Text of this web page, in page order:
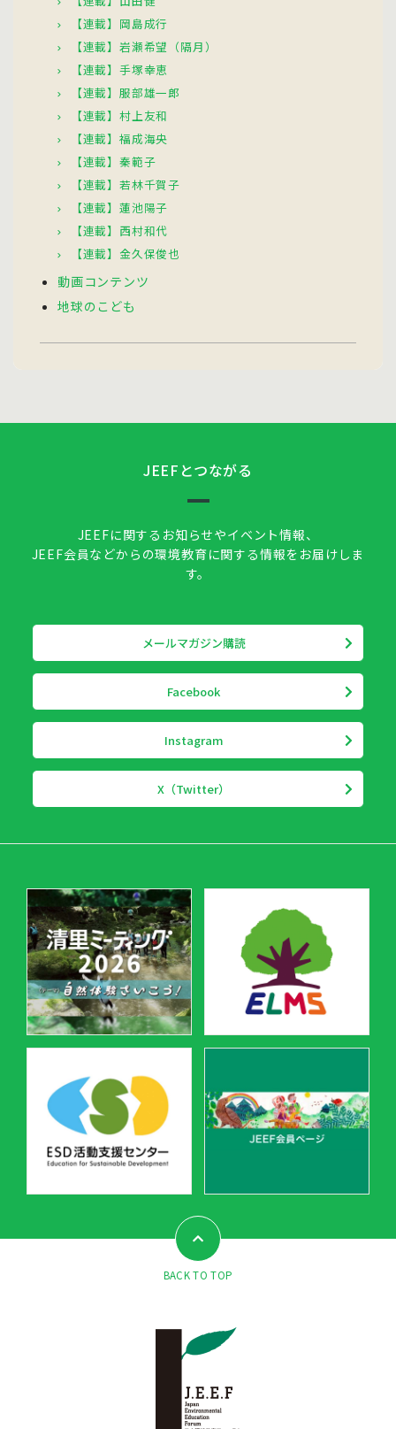
【連載】岡島成行
【連載】岩瀬希望（隔月）
【連載】手塚幸恵
【連載】服部雄一郎
【連載】村上友和
【連載】福成海央
【連載】秦範子
【連載】若林千賀子
【連載】蓮池陽子
【連載】西村和代
【連載】金久保俊也
動画コンテンツ
地球のこども
JEEFとつながる
JEEFに関するお知らせやイベント情報、
JEEF会員などからの環境教育に関する情報をお届けしま
す。
メールマガジン購読
Facebook
Instagram
X（Twitter）
BACK TO TOP